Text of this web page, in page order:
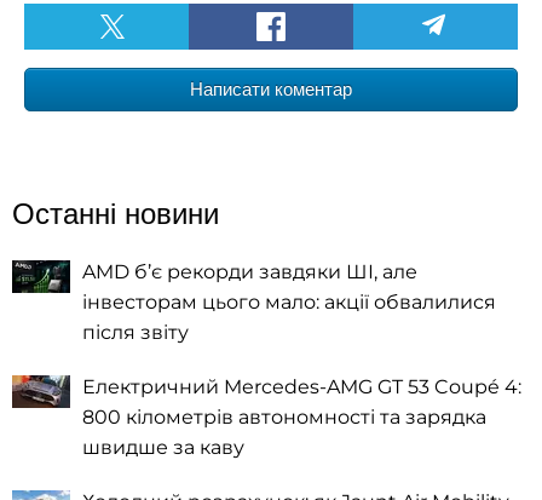
Написати коментар
Останні новини
AMD б’є рекорди завдяки ШІ, але
інвесторам цього мало: акції обвалилися
після звіту
Електричний Mercedes-AMG GT 53 Coupé 4:
800 кілометрів автономності та зарядка
швидше за каву